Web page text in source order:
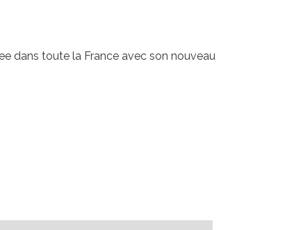
dans toute la France avec son nouveau